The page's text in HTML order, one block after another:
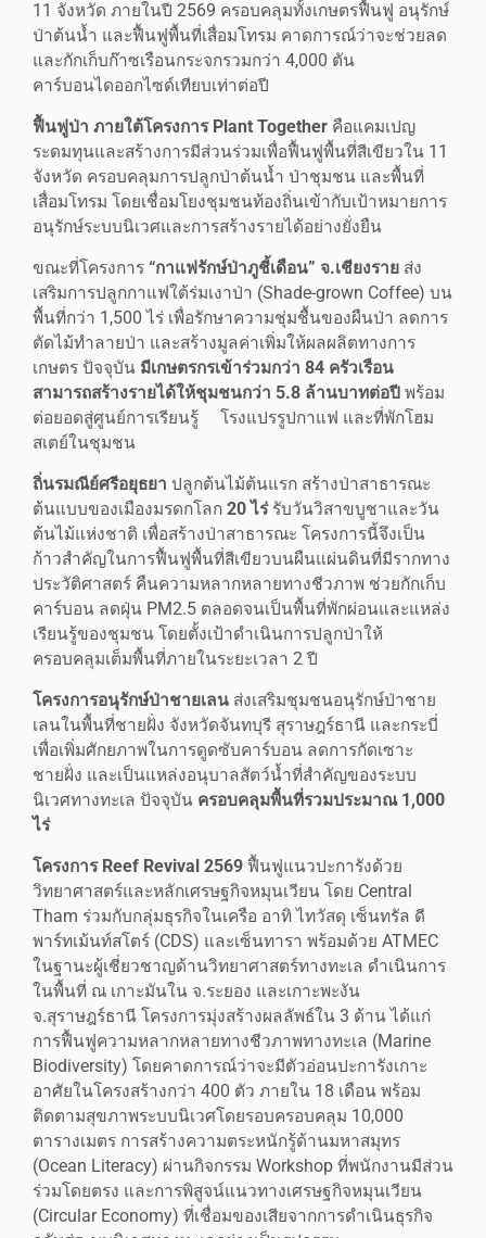
11 จังหวัด ภายในปี 2569 ครอบคลุมทั้งเกษตรฟื้นฟู อนุรักษ์
ป่าต้นน้ำ และฟื้นฟูพื้นที่เสื่อมโทรม คาดการณ์ว่าจะช่วยลด
และกักเก็บก๊าซเรือนกระจกรวมกว่า 4,000 ตัน
คาร์บอนไดออกไซด์เทียบเท่าต่อปี
ฟื้นฟูป่า ภายใต้โครงการ Plant Together คือแคมเปญ
ระดมทุนและสร้างการมีส่วนร่วมเพื่อฟื้นฟูพื้นที่สีเขียวใน 11
จังหวัด ครอบคลุมการปลูกป่าต้นน้ำ ป่าชุมชน และพื้นที่
เสื่อมโทรม โดยเชื่อมโยงชุมชนท้องถิ่นเข้ากับเป้าหมายการ
อนุรักษ์ระบบนิเวศและการสร้างรายได้อย่างยั่งยืน
ขณะที่โครงการ “กาแฟรักษ์ป่าภูชี้เดือน” จ.เชียงราย ส่ง
เสริมการปลูกกาแฟใต้ร่มเงาป่า (Shade-grown Coffee) บน
พื้นที่กว่า 1,500 ไร่ เพื่อรักษาความชุ่มชื้นของผืนป่า ลดการ
ตัดไม้ทำลายป่า และสร้างมูลค่าเพิ่มให้ผลผลิตทางการ
เกษตร ปัจจุบัน มีเกษตรกรเข้าร่วมกว่า 84 ครัวเรือน
สามารถสร้างรายได้ให้ชุมชนกว่า 5.8 ล้านบาทต่อปี พร้อม
ต่อยอดสู่ศูนย์การเรียนรู้ โรงแปรรูปกาแฟ และที่พักโฮม
สเตย์ในชุมชน
ถิ่นรมณีย์ศรีอยุธยา ปลูกต้นไม้ต้นแรก สร้างป่าสาธารณะ
ต้นแบบของเมืองมรดกโลก 20 ไร่รับวันวิสาขบูชาและวัน
ต้นไม้แห่งชาติ เพื่อสร้างป่าสาธารณะ โครงการนี้จึงเป็น
ก้าวสำคัญในการฟื้นฟูพื้นที่สีเขียวบนผืนแผ่นดินที่มีรากทาง
ประวัติศาสตร์ คืนความหลากหลายทางชีวภาพ ช่วยกักเก็บ
คาร์บอน ลดฝุ่น PM2.5 ตลอดจนเป็นพื้นที่พักผ่อนและแหล่ง
เรียนรู้ของชุมชน โดยตั้งเป้าดำเนินการปลูกป่าให้
ครอบคลุมเต็มพื้นที่ภายในระยะเวลา 2 ปี
โครงการอนุรักษ์ป่าชายเลน ส่งเสริมชุมชนอนุรักษ์ป่าชาย
เลนในพื้นที่ชายฝั่ง จังหวัดจันทบุรี สุราษฎร์ธานี และกระบี่
เพื่อเพิ่มศักยภาพในการดูดซับคาร์บอน ลดการกัดเซาะ
ชายฝั่ง และเป็นแหล่งอนุบาลสัตว์น้ำที่สำคัญของระบบ
นิเวศทางทะเล ปัจจุบัน ครอบคลุมพื้นที่รวมประมาณ 1,000
ไร่
โครงการ Reef Revival 2569 ฟื้นฟูแนวปะการังด้วย
วิทยาศาสตร์และหลักเศรษฐกิจหมุนเวียน โดย Central
Tham ร่วมกับกลุ่มธุรกิจในเครือ อาทิ ไทวัสดุ เซ็นทรัล ดี
พาร์ทเม้นท์สโตร์ (CDS) และเซ็นทารา พร้อมด้วย ATMEC
ในฐานะผู้เชี่ยวชาญด้านวิทยาศาสตร์ทางทะเล ดำเนินการ
ในพื้นที่ ณ เกาะมันใน จ.ระยอง และเกาะพะงัน
จ.สุราษฎร์ธานี โครงการมุ่งสร้างผลลัพธ์ใน 3 ด้าน ได้แก่
การฟื้นฟูความหลากหลายทางชีวภาพทางทะเล (Marine
Biodiversity) โดยคาดการณ์ว่าจะมีตัวอ่อนปะการังเกาะ
อาศัยในโครงสร้างกว่า 400 ตัว ภายใน 18 เดือน พร้อม
ติดตามสุขภาพระบบนิเวศโดยรอบครอบคลุม 10,000
ตารางเมตร การสร้างความตระหนักรู้ด้านมหาสมุทร
(Ocean Literacy) ผ่านกิจกรรม Workshop ที่พนักงานมีส่วน
ร่วมโดยตรง และการพิสูจน์แนวทางเศรษฐกิจหมุนเวียน
(Circular Economy) ที่เชื่อมของเสียจากการดำเนินธุรกิจ